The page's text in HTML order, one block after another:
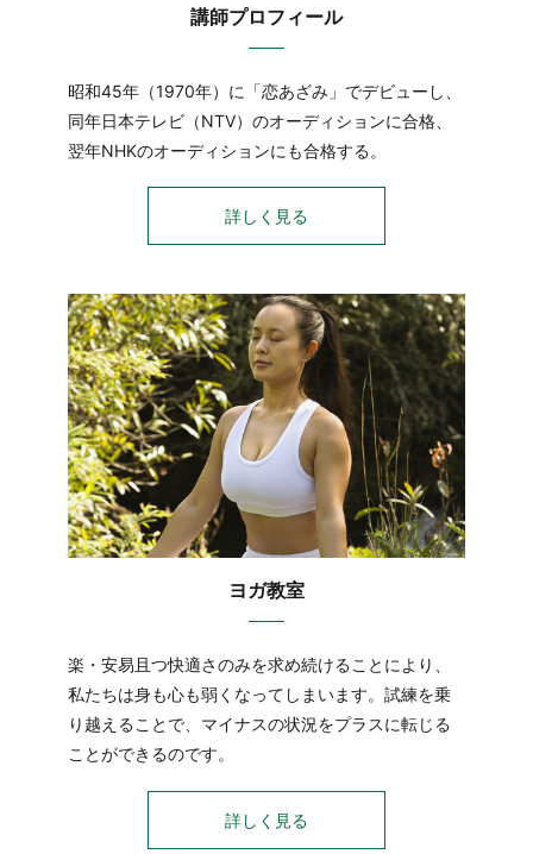
講師プロフィール
昭和45年（1970年）に「恋あざみ」でデビューし、
同年日本テレビ（NTV）のオーディションに合格、
翌年NHKのオーディションにも合格する。
詳しく見る
ヨガ教室
楽・安易且つ快適さのみを求め続けることにより、
私たちは身も心も弱くなってしまいます。試練を乗
り越えることで、マイナスの状況をプラスに転じる
ことができるのです。
詳しく見る